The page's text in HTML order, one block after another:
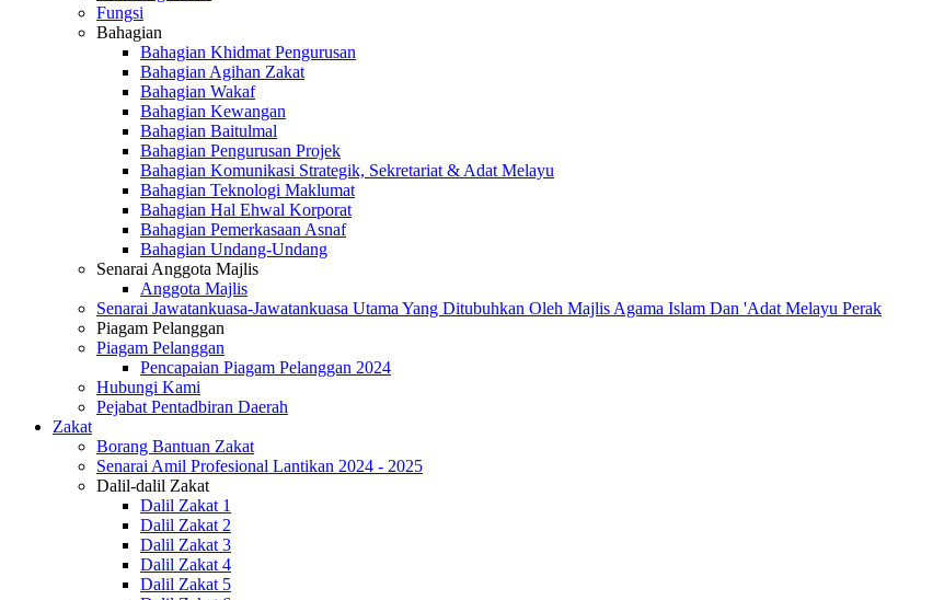
Fungsi
Bahagian
Bahagian Khidmat Pengurusan
Bahagian Agihan Zakat
Bahagian Wakaf
Bahagian Kewangan
Bahagian Baitulmal
Bahagian Pengurusan Projek
Bahagian Komunikasi Strategik, Sekretariat & Adat Melayu
Bahagian Teknologi Maklumat
Bahagian Hal Ehwal Korporat
Bahagian Pemerkasaan Asnaf
Bahagian Undang-Undang
Senarai Anggota Majlis
Anggota Majlis
Senarai Jawatankuasa-Jawatankuasa Utama Yang Ditubuhkan Oleh Majlis Agama Islam Dan 'Adat Melayu Perak
Piagam Pelanggan
Piagam Pelanggan
Pencapaian Piagam Pelanggan 2024
Hubungi Kami
Pejabat Pentadbiran Daerah
Zakat
Borang Bantuan Zakat
Senarai Amil Profesional Lantikan 2024 - 2025
Dalil-dalil Zakat
Dalil Zakat 1
Dalil Zakat 2
Dalil Zakat 3
Dalil Zakat 4
Dalil Zakat 5